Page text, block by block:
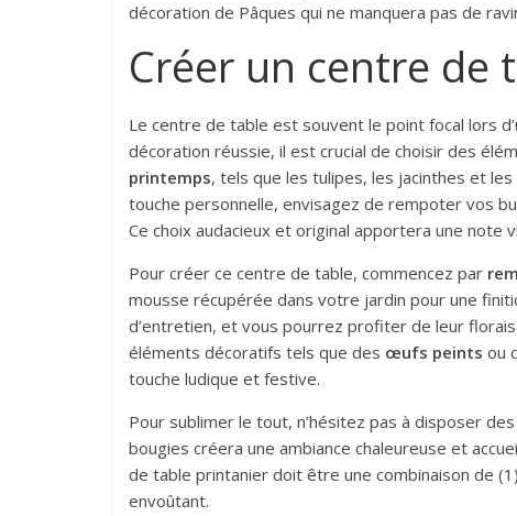
décoration de Pâques qui ne manquera pas de
Créer un centre de
Le centre de table est souvent le point focal lors
décoration réussie, il est crucial de choisir des
printemps, tels que les tulipes, les jacinthes et
touche personnelle, envisagez de rempoter vos
Ce choix audacieux et original apportera une note
Pour créer ce centre de table, commencez par
mousse récupérée dans votre jardin pour une
d’entretien, et vous pourrez profiter de leur
éléments décoratifs tels que des œufs peints ou
touche ludique et festive.
Pour sublimer le tout, n’hésitez pas à disposer
bougies créera une ambiance chaleureuse et
de table printanier doit être une combinaison de
envoûtant.